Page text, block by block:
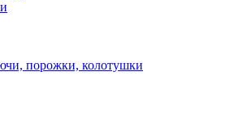
порожки, колотушки